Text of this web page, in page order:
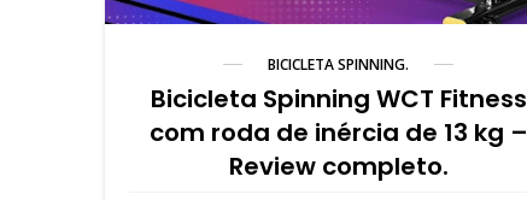
BICICLETA SPINNING.
Bicicleta Spinning WCT Fitness
com roda de inércia de 13 kg –
Review completo.